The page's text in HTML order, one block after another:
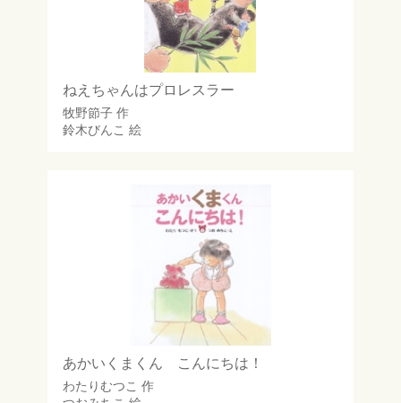
ねえちゃんはプロレスラー
牧野節子作
鈴木びんこ 絵
あかいくまくん こんにちは！
わたりむつこ 作